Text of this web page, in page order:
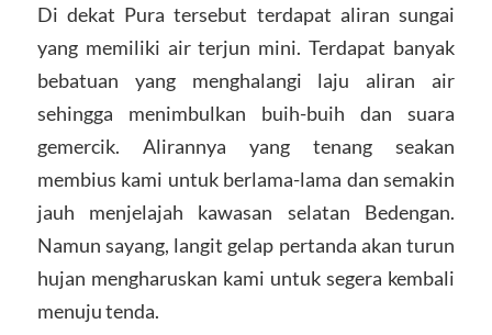
Di dekat Pura tersebut terdapat aliran sungai
yang memiliki air terjun mini. Terdapat banyak
bebatuan yang menghalangi laju aliran air
sehingga menimbulkan buih-buih dan suara
gemercik. Alirannya yang tenang seakan
membius kami untuk berlama-lama dan semakin
jauh menjelajah kawasan selatan Bedengan.
Namun sayang, langit gelap pertanda akan turun
hujan mengharuskan kami untuk segera kembali
menuju tenda.